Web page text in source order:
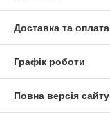
Доставка та оплата
Графік роботи
Повна версія сайту